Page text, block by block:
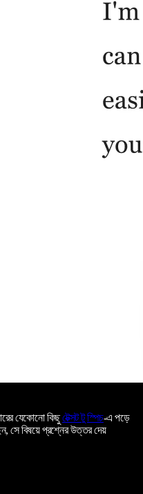
যেকোনো কিছুটেক্সট টু স্পিচ-এ পড়ে
সে বিষয়ে প্রশ্নের উত্তর দেয়